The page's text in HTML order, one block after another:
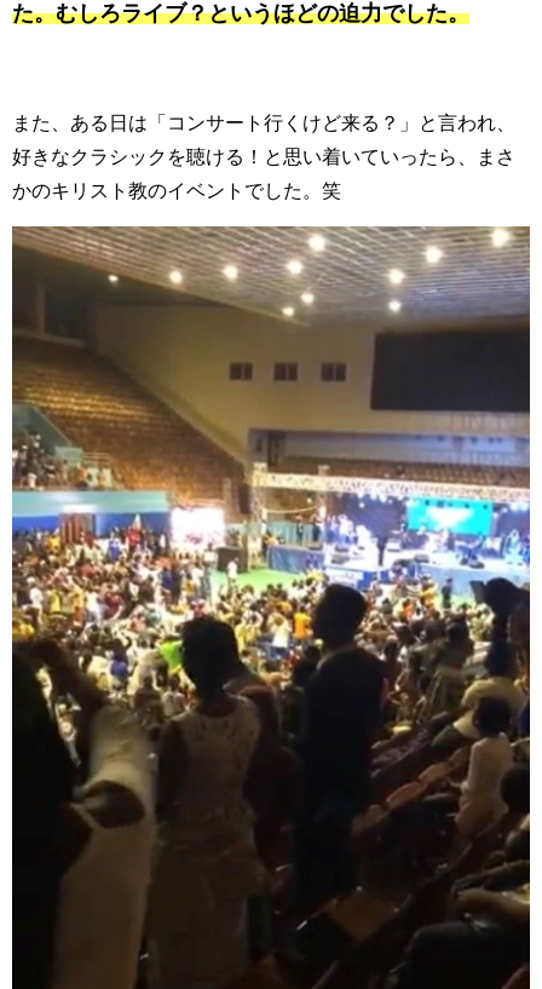
た。むしろライブ？というほどの迫力でした。
また、ある日は「コンサート行くけど来る？」と言われ、
好きなクラシックを聴ける！と思い着いていったら、まさ
かのキリスト教のイベントでした。笑